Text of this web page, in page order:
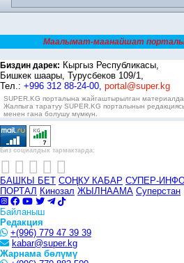
Маалымат-маанайшат
Биздин дарек: Кыргыз Республикасы,
Бишкек шаары, Турусбеков 109/1,
Тел.: +996 312 88-24-00, portal@super.kg
SUPER.KG порталына жайгаштырылган
Жалпыга таратуу SUPER.KG порталынын
менен гана болушу мүмкүн.
Биз социалдык тармактарда:
БАШКЫ БЕТ СОҢКУ КАБАР СУПЕР-
ПОРТАЛ Кинозал ЖЫЛНААМА Суперстан
Байланыш
Редакция
+(996) 779 47 39 39
kabar@super.kg
Жарнама бөлүмү